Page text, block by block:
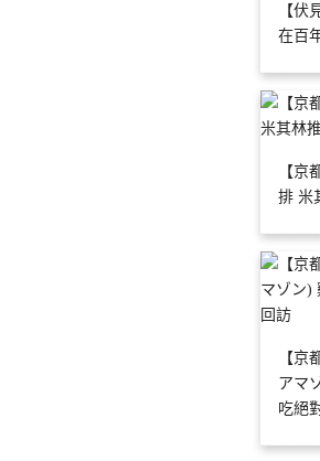
【伏
在百
【京
排 米
【京
アマ
吃絕